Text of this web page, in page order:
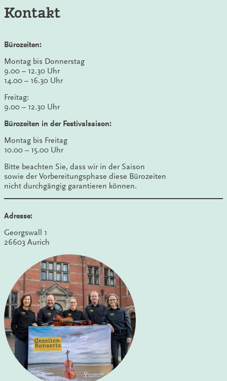
Kontakt
Bürozeiten:
Montag bis Donnerstag
9.00 – 12.30 Uhr
14.00 – 16.30 Uhr
Freitag:
9.00 – 12.30 Uhr
Bürozeiten in der Festivalsaison:
Montag bis Freitag
10.00 – 15.00 Uhr
Bitte beachten Sie, dass wir in der Saison
sowie der Vorbereitungsphase diese Bürozeiten
nicht durchgängig garantieren können.
Adresse:
Georgswall 1
26603 Aurich